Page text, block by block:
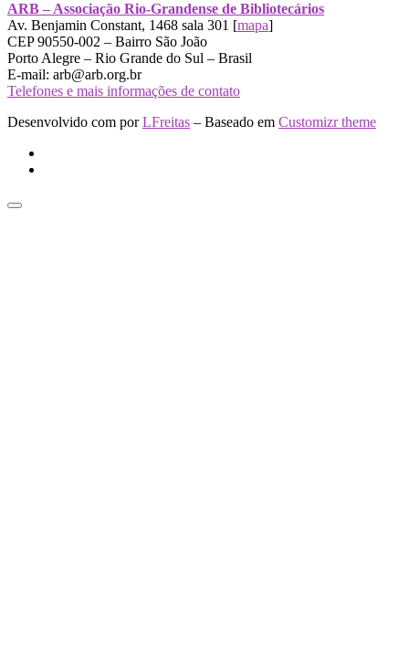
ARB – Associação Rio-Grandense de Bibliotecários
Av. Benjamin Constant, 1468 sala 301 [mapa]
CEP 90550-002 – Bairro São João
Porto Alegre – Rio Grande do Sul – Brasil
E-mail: arb@arb.org.br
Telefones e mais informações de contato
Desenvolvido com porLFreitas – Baseado em Customizr theme